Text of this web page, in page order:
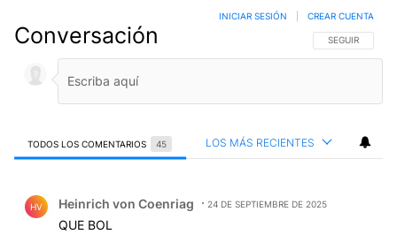
Conversación SIGA ESTA
SEGUIR
INICIAR SESIÓN CREAR CUENTA
TODOS LOS COMENTARIOS 45 LOS MÁS RECIENTES
HV Heinrich von Coenriag 24 DE SEPTIEMBRE DE 2025
QUE BOL